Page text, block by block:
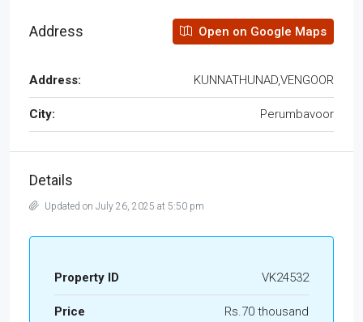
Address Open on Google Maps
Address: KUNNATHUNAD,VENGOOR
City: Perumbavoor
Details
Updated on July 26, 2025 at 5:50 pm
Property ID VK24532
Price Rs.70 thousand